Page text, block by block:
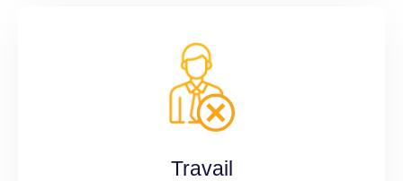
Travail